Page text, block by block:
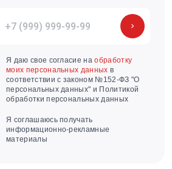
Я даю свое согласие наобработку
моих персональных данных в
соответствии с законом №152-ФЗ "О
персональных данных" и Политикой
обработки персональных данных
Я соглашаюсь получать
информационно-рекламные
материалы